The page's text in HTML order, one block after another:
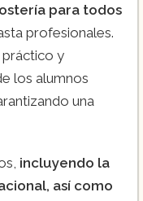
para todos
profesionales.
y
los alumnos
una
incluyendo la
así como